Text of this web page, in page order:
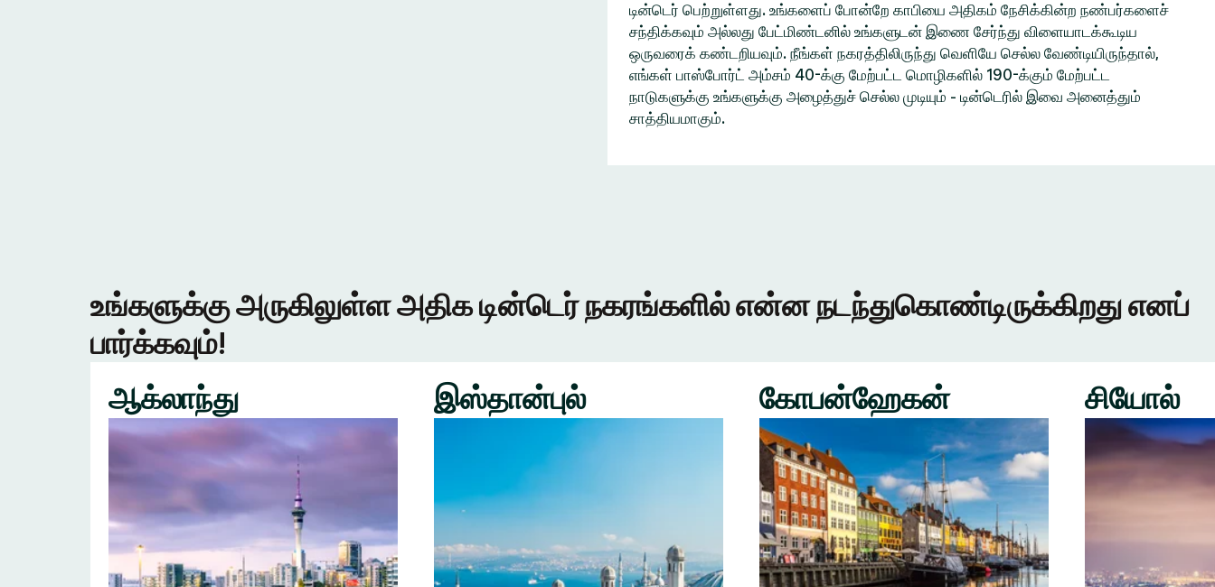
டின்டெர் பெற்றுள்ளது. உங்களைப் போன்றே காபியை அதிகம் நேசிக்கின்ற நண்பர்களைச்
சந்திக்கவும் அல்லது பேட்மிண்டனில் உங்களுடன் இணை சேர்ந்து விளையாடக்கூடிய
ஒருவரைக் கண்டறியவும். நீங்கள் நகரத்திலிருந்து வெளியே செல்ல வேண்டியிருந்தால்,
எங்கள் பாஸ்போர்ட் அம்சம் 40-க்கு மேற்பட்ட மொழிகளில் 190-க்கும் மேற்பட்ட
நாடுகளுக்கு உங்களுக்கு அழைத்துச் செல்ல முடியும் - டின்டெரில் இவை அனைத்தும்
சாத்தியமாகும்.
உங்களுக்கு அருகிலுள்ள அதிக டின்டெர் நகரங்களில் என்ன நடந்துகொண்டிருக்கிறது எனப்
பார்க்கவும்!
ஆக்லாந்து
இஸ்தான்புல் கோபன்ஹேகன் சியோல்